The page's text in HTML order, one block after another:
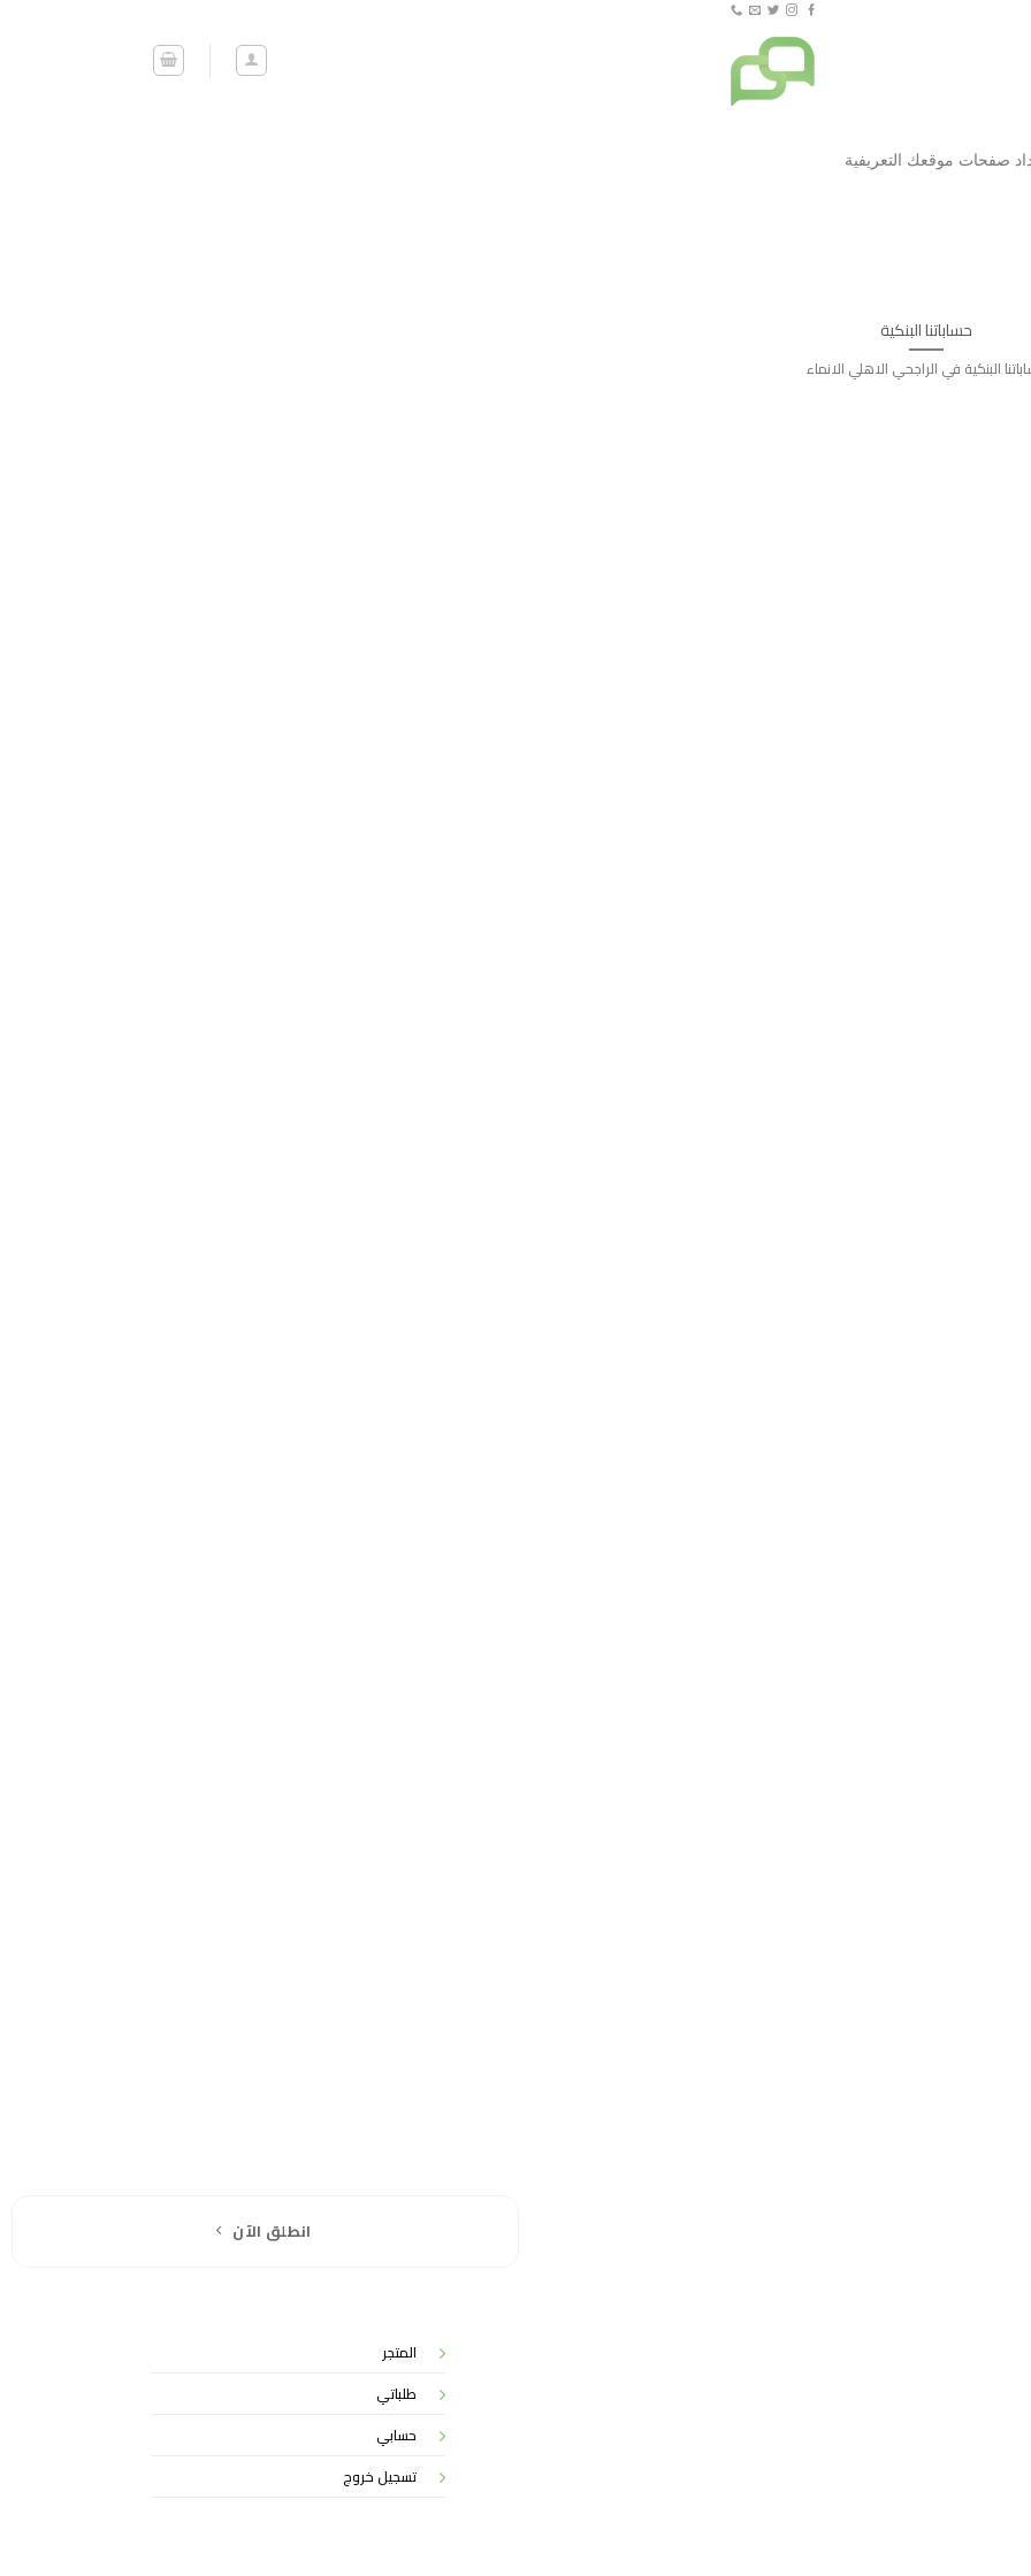
حساباتنا البنكية
البنكية في الراجحي الاهلي الانماء
انطلق الآن
المتجر
طلباتي
حسابي
تسجيل خروج